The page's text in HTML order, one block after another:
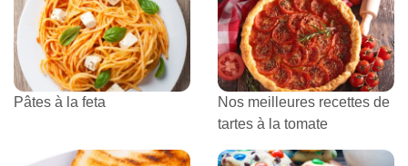
Pâtes à la feta
Nos meilleures recettes de
tartes à la tomate